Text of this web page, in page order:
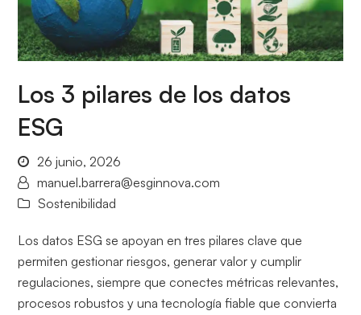
Los 3 pilares de los datos
ESG
26 junio, 2026
manuel.barrera@esginnova.com
Sostenibilidad
Los datos ESG se apoyan en tres pilares clave que
permiten gestionar riesgos, generar valor y cumplir
regulaciones, siempre que conectes métricas relevantes,
procesos robustos y una tecnología fiable que convierta